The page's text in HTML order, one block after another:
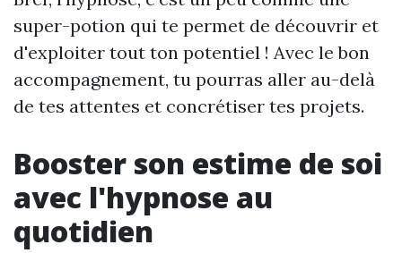
super-potion qui te permet de découvrir et
d'exploiter tout ton potentiel ! Avec le bon
accompagnement, tu pourras aller au-delà
de tes attentes et concrétiser tes projets.
Booster son estime de soi
avec l'hypnose au
quotidien